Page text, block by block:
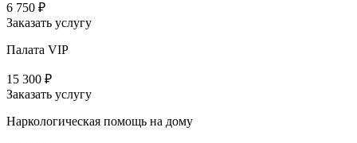
6 750 ₽
Заказать услугу
Палата VIP
15 300 ₽
Заказать услугу
Наркологическая помощь на дому